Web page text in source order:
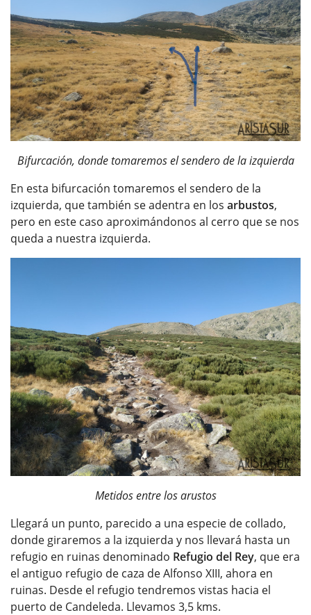
Bifurcación, donde tomaremos el sendero de la izquierda
En esta bifurcación tomaremos el sendero de la
izquierda, que también se adentra en los arbustos,
pero en este caso aproximándonos al cerro que se nos
queda a nuestra izquierda.
Metidos entre los arustos
Llegará un punto, parecido a una especie de collado,
donde giraremos a la izquierda y nos llevará hasta un
refugio en ruinas denominado Refugio del Rey, que era
el antiguo refugio de caza de Alfonso XIII, ahora en
ruinas. Desde el refugio tendremos vistas hacia el
puerto de Candeleda. Llevamos 3,5 kms.